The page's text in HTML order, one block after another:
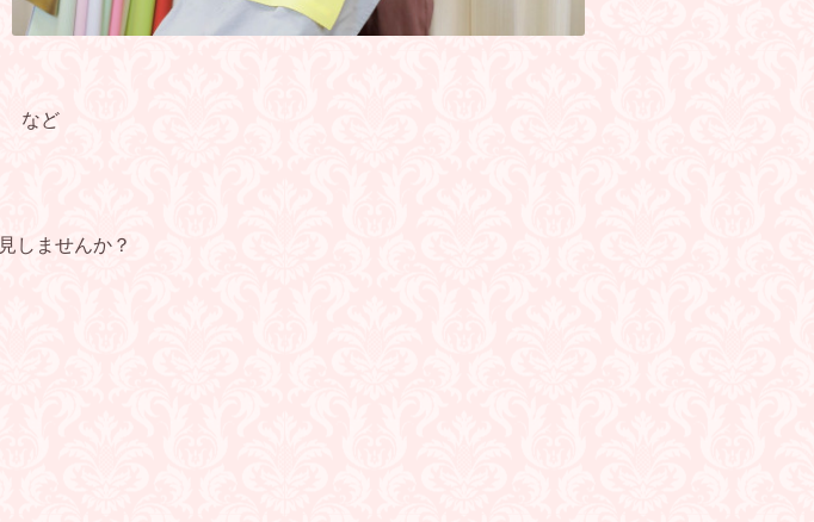
など
しませんか？